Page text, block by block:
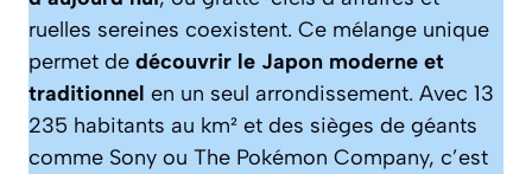
ruelles sereines coexistent. Ce mélange unique
permet de découvrir le Japon moderne et
traditionnel en un seul arrondissement. Avec 13
235 habitants au km² et des sièges de géants
comme Sony ou The Pokémon Company, c’est